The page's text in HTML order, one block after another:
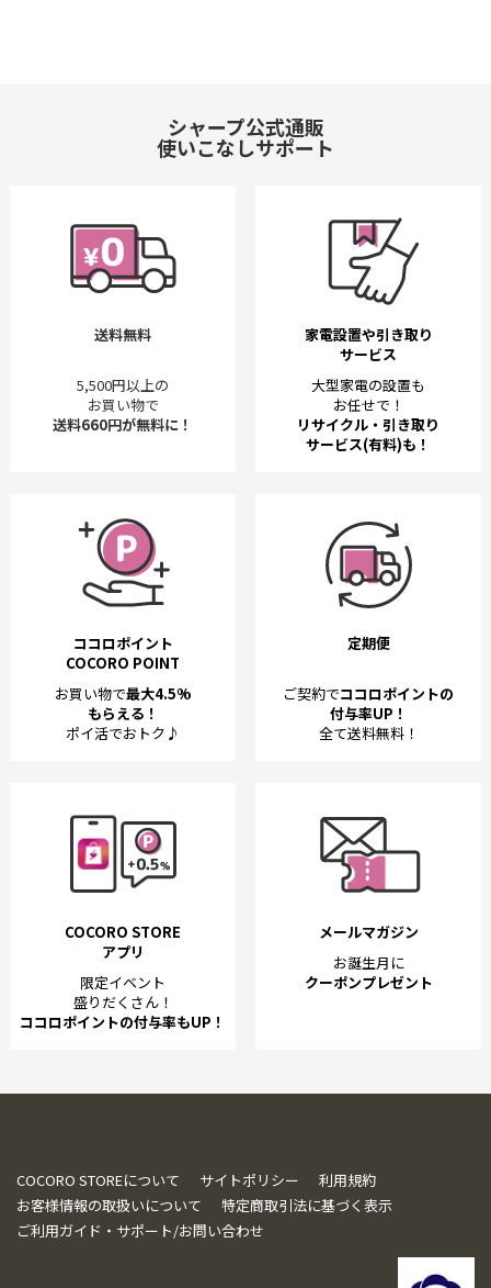
シャープ公式通販
使いこなしサポート
送料無料
5,500円以上の
お買い物で
送料660円が無料に！
家電設置や引き取り
サービス
大型家電の設置も
お任せで！
リサイクル・引き取り
サービス(有料)も！
ココロポイント
COCORO POINT
お買い物で最大4.5%
もらえる！
ポイ活でおトク♪
定期便
ご契約でココロポイントの
付与率UP！
全て送料無料！
COCORO STORE
アプリ
限定イベント
盛りだくさん！
ココロポイントの付与率もUP！
メールマガジン
お誕生月に
クーポンプレゼント
COCORO STOREについて サイトポリシー
利用規約
お客様情報の取扱いについて
特定商取引法に基づく表示
ご利用ガイド・サポート/お問い合わせ